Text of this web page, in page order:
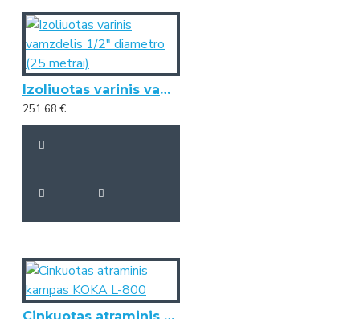
Izoliuotas varinis vamzdelis 1/2" diametro (25 metrai)
251.68 €